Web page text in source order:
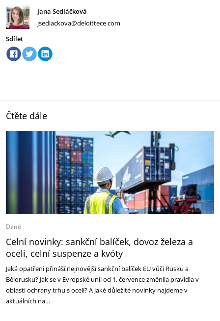
Jana Sedláčková
jsedlackova@deloittece.com
Sdílet
Čtěte dále
Daně
Celní novinky: sankční balíček, dovoz železa a
oceli, celní suspenze a kvóty
Jaká opatření přináší nejnovější sankční balíček EU vůči Rusku a
Bělorusku? Jak se v Evropské unii od 1. července změnila pravidla v
oblasti ochrany trhu s ocelí? A jaké důležité novinky najdeme v
aktuálních na…